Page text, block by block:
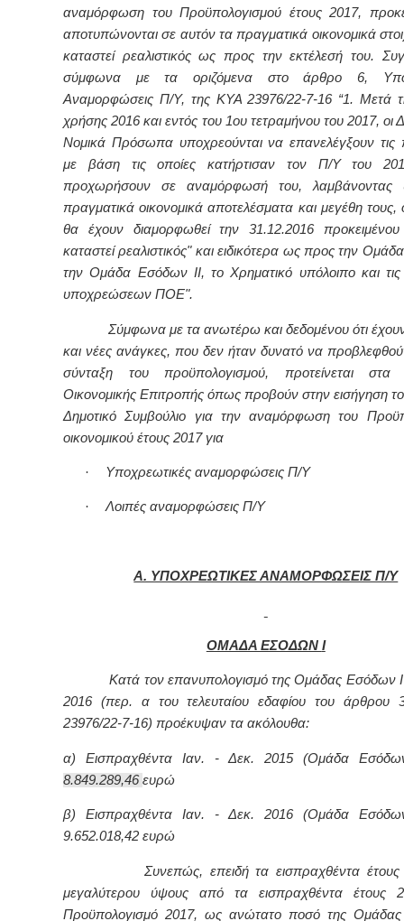
αναμόρφωση του Προϋπολογισμού έτους 2017,
αποτυπώνονται σε αυτόν τα πραγματικά οικονομικά
καταστεί ρεαλιστικός ως προς την εκτέλεσή του.
σύμφωνα με τα οριζόμενα στο άρθρο 6,
Αναμορφώσεις Π/Υ, της ΚΥΑ 23976/22-7-16 “1. Μετά
χρήσης 2016 και εντός του 1ου τετραμήνου του 2017, οι
Νομικά Πρόσωπα υποχρεούνται να επανελέγξουν τις
με βάση τις οποίες κατήρτισαν τον Π/Υ του
προχωρήσουν σε αναμόρφωσή του, λαμβάνοντας
πραγματικά οικονομικά αποτελέσματα και μεγέθη
θα έχουν διαμορφωθεί την 31.12.2016
καταστεί ρεαλιστικός" και ειδικότερα ως προς την
την Ομάδα Εσόδων II, το Χρηματικό υπόλοιπο και
υποχρεώσεων ΠΟΕ".
Σύμφωνα με τα ανωτέρω και δεδομένου ότι
και νέες ανάγκες, που δεν ήταν δυνατό να
σύνταξη του προϋπολογισμού, προτείνεται
Οικονομικής Επιτροπής όπως προβούν στην εισήγηση
Δημοτικό Συμβούλιο για την αναμόρφωση του
οικονομικού έτους 2017 για
· Υποχρεωτικές αναμορφώσεις Π/Υ
· Λοιπές αναμορφώσεις Π/Υ
Α. ΥΠΟΧΡΕΩΤΙΚΕΣ ΑΝΑΜΟΡΦΩΣΕΙΣ Π/Υ
ΟΜΑΔΑ ΕΣΟΔΩΝ I
Κατά τον επανυπολογισμό της Ομάδας Εσόδων
2016 (περ. α του τελευταίου εδαφίου του άρθρου
23976/22-7-16) προέκυψαν τα ακόλουθα:
α) Εισπραχθέντα Ιαν. - Δεκ. 2015 (Ομάδα
8.849.289,46ευρώ
β) Εισπραχθέντα Ιαν. - Δεκ. 2016 (Ομάδα
9.652.018,42 ευρώ
Συνεπώς, επειδή τα εισπραχθέντα έτους
μεγαλύτερου ύψους από τα εισπραχθέντα έτους
Προϋπολογισμό 2017, ως ανώτατο ποσό της